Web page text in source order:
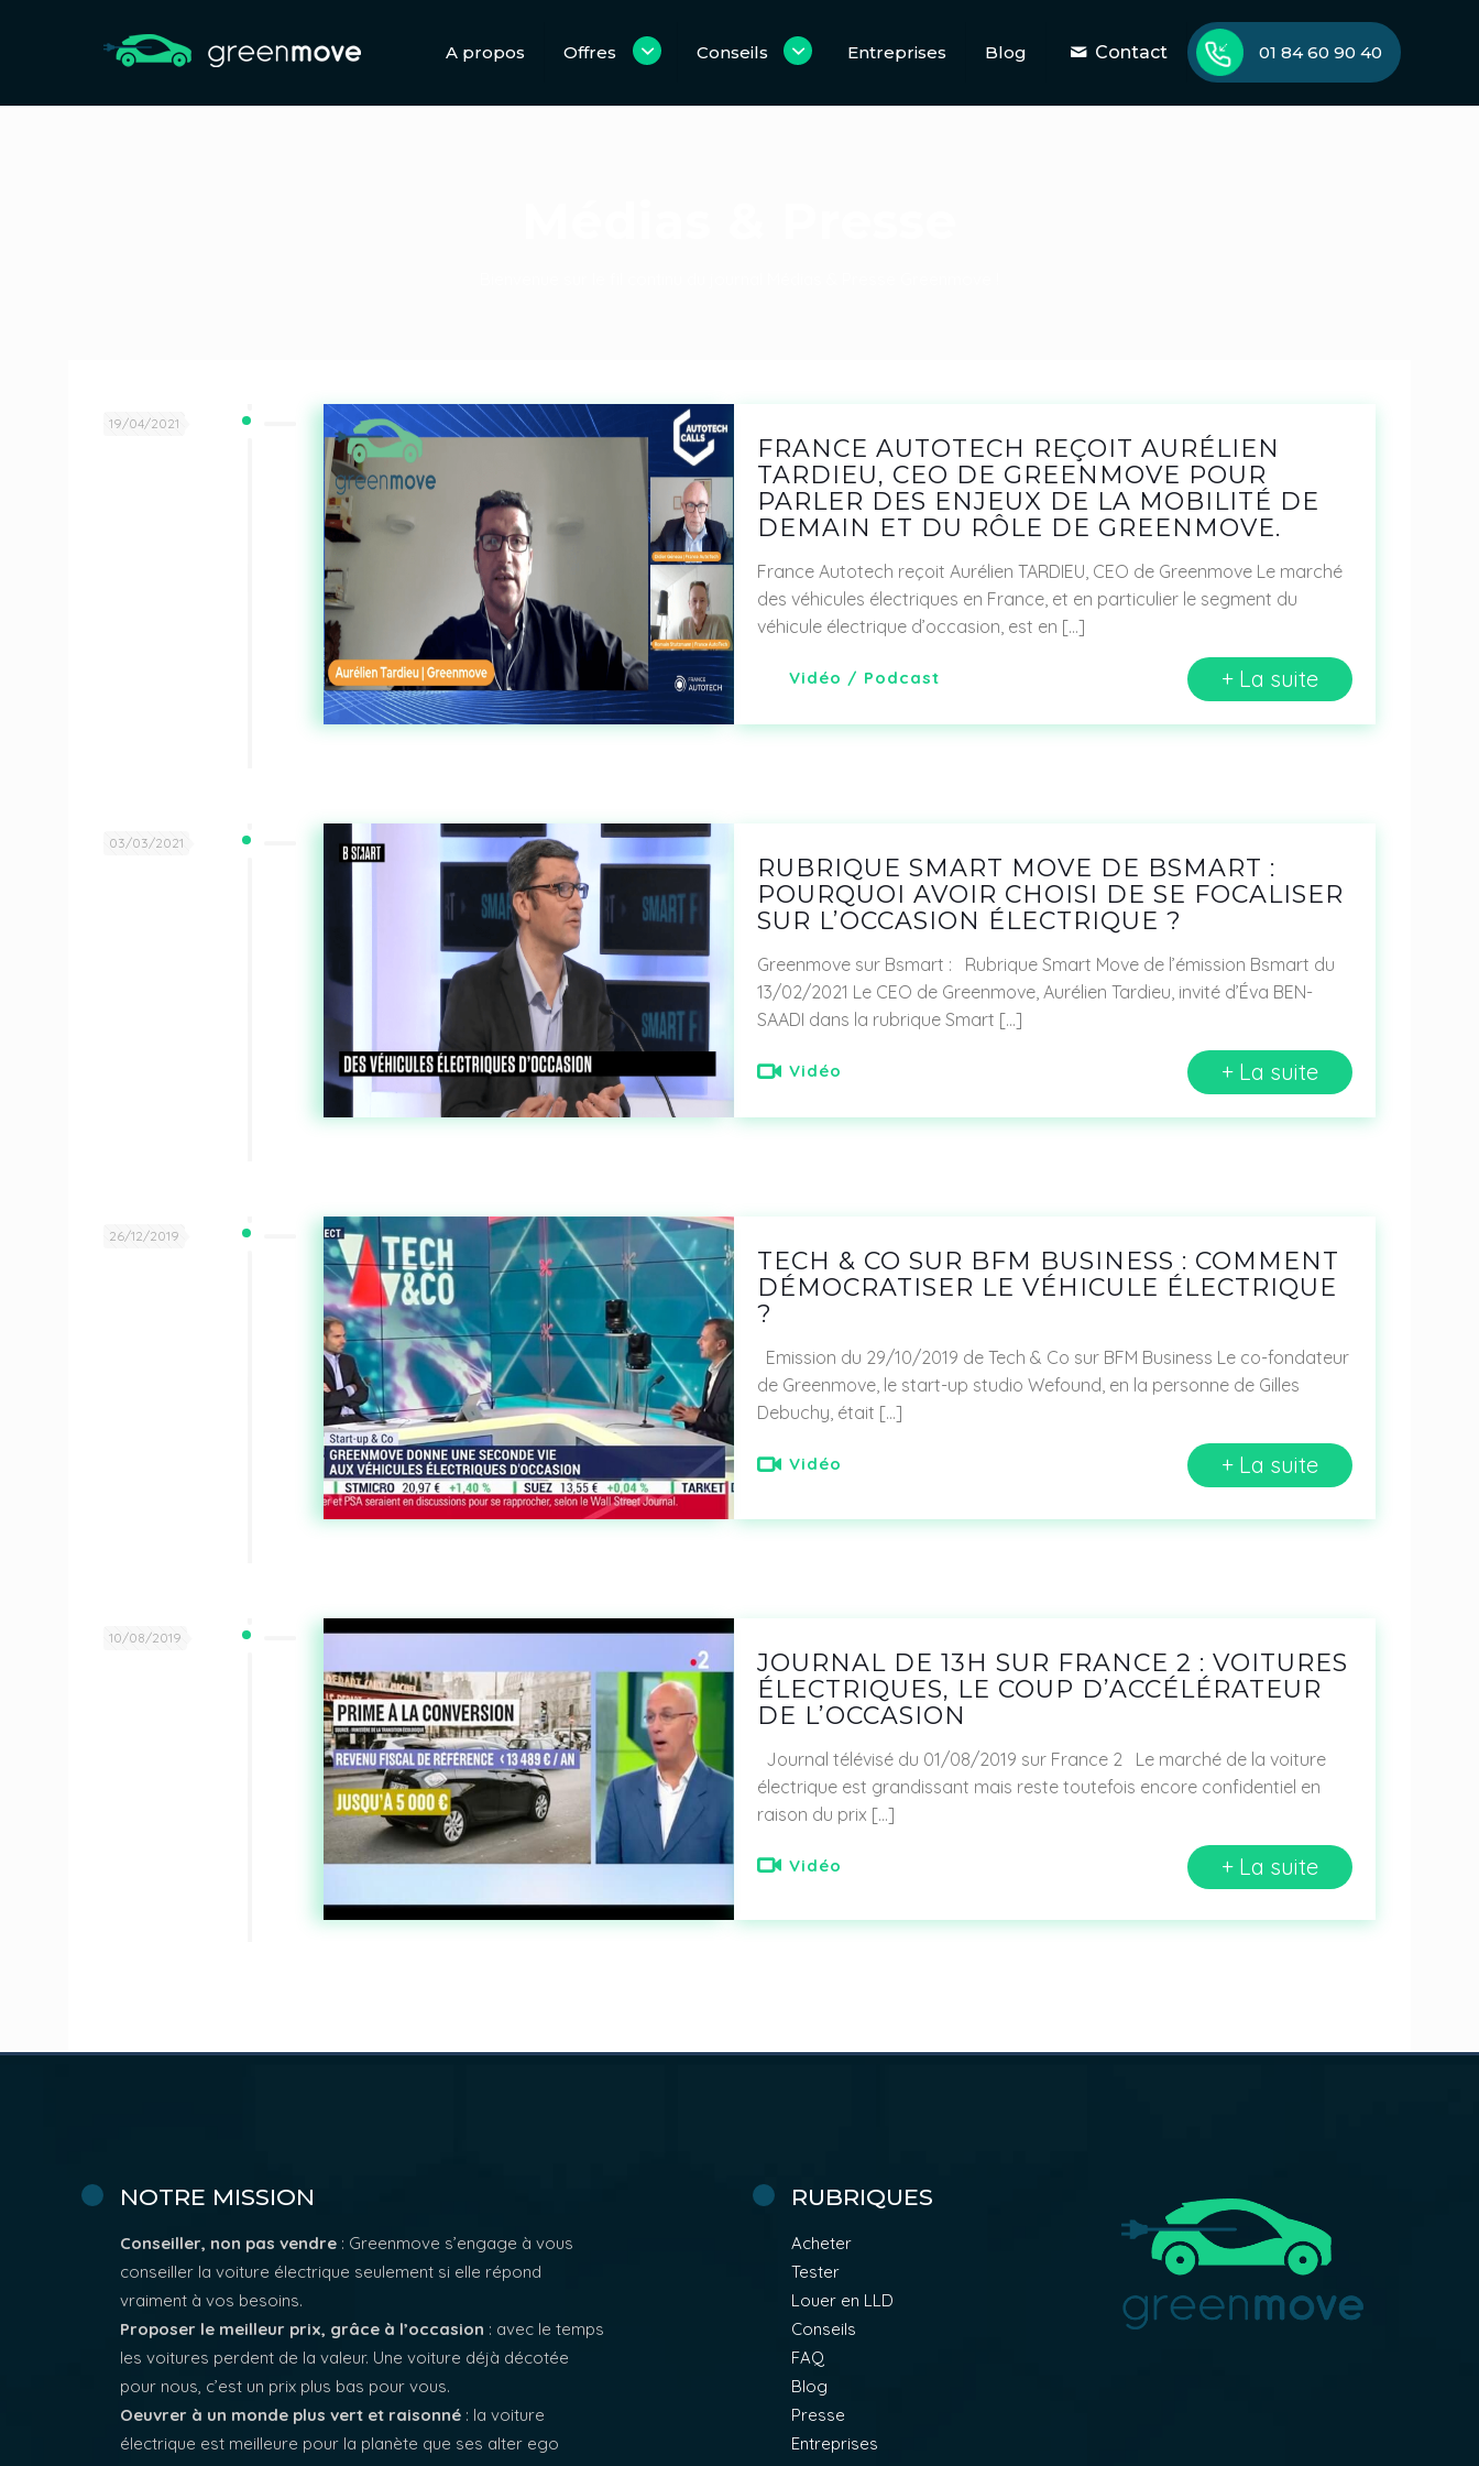
A propos Offres Conseils Entreprises Blog Contact 01 84 60 90 40
19/04/2021
FRANCE AUTOTECH REÇOIT AURÉLIEN
TARDIEU, CEO DE GREENMOVE POUR
PARLER DES ENJEUX DE LA MOBILITÉ DE
DEMAIN ET DU RÔLE DE GREENMOVE.
France Autotech reçoit Aurélien TARDIEU, CEO de Greenmove Le marché
des véhicules électriques en France, et en particulier le segment du
véhicule électrique d’occasion, est en […]
Vidéo / Podcast + La suite
03/03/2021
RUBRIQUE SMART MOVE DE BSMART :
POURQUOI AVOIR CHOISI DE SE FOCALISER
SUR L’OCCASION ÉLECTRIQUE ?
Greenmove sur Bsmart : Rubrique Smart Move de l’émission Bsmart du
13/02/2021 Le CEO de Greenmove, Aurélien Tardieu, invité d’Éva BEN-
SAADI dans la rubrique Smart […]
Vidéo + La suite
26/12/2019
TECH & CO SUR BFM BUSINESS : COMMENT
DÉMOCRATISER LE VÉHICULE ÉLECTRIQUE
?
Emission du 29/10/2019 de Tech & Co sur BFM Business Le co-fondateur
de Greenmove, le start-up studio Wefound, en la personne de Gilles
Debuchy, était […]
Vidéo + La suite
10/08/2019
JOURNAL DE 13H SUR FRANCE 2 : VOITURES
ÉLECTRIQUES, LE COUP D’ACCÉLÉRATEUR
DE L’OCCASION
Journal télévisé du 01/08/2019 sur France 2 Le marché de la voiture
électrique est grandissant mais reste toutefois encore confidentiel en
raison du prix […]
Vidéo + La suite
NOTRE MISSION
Conseiller, non pas vendre : Greenmove s’engage à vous
conseiller la voiture électrique seulement si elle répond
vraiment à vos besoins.
Proposer le meilleur prix, grâce à l’occasion : avec le temps
les voitures perdent de la valeur. Une voiture déjà décotée
pour nous, c’est un prix plus bas pour vous.
Oeuvrer à un monde plus vert et raisonné : la voiture
électrique est meilleure pour la planète que ses alter ego
RUBRIQUES
Acheter
Tester
Louer en LLD
Conseils
FAQ
Blog
Presse
Entreprises